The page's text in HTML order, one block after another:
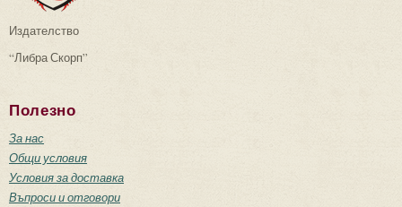
Издателство
“Либра Скорп”
Полезно
За нас
Общи условия
Условия за доставка
Въпроси и отговори